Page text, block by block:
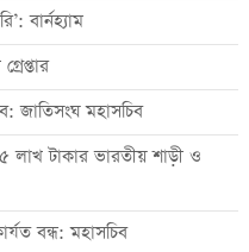
বার্নহ্যাম
জাতিসংঘ মহাসচিব
লাখ টাকার ভারতীয় শাড়ী ও
বন্ধ: মহাসচিব